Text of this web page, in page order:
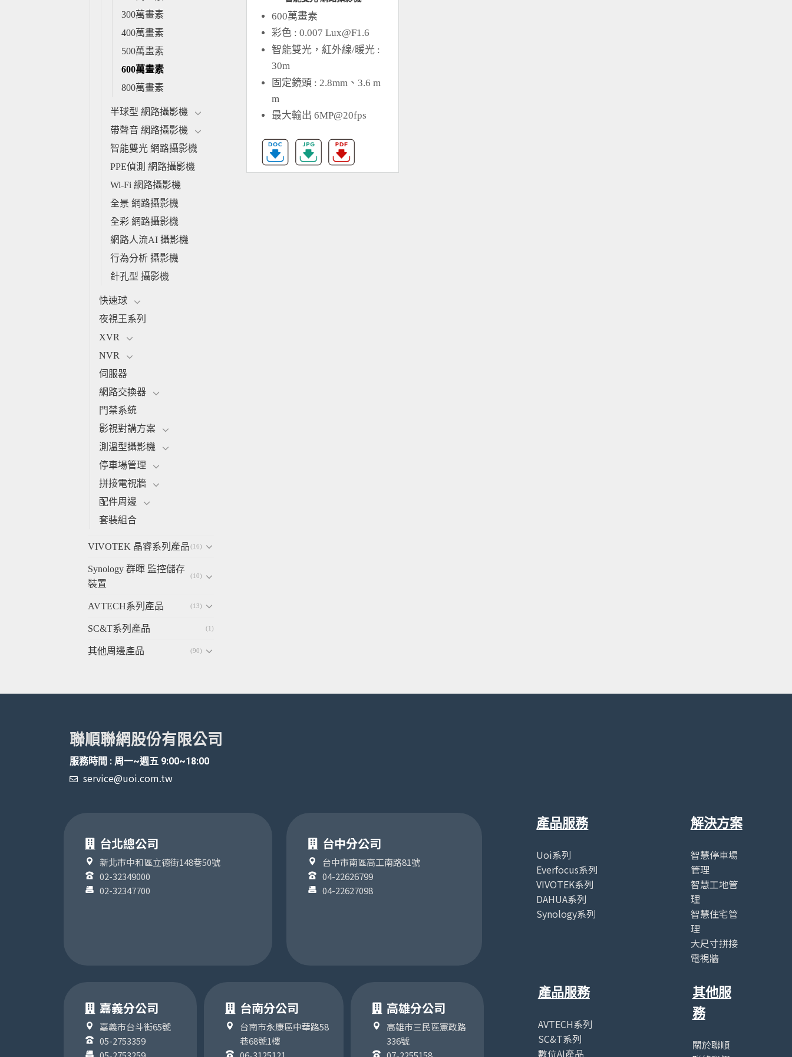
300萬畫素
400萬畫素
500萬畫素
600萬畫素
800萬畫素
半球型 網路攝影機
帶聲音 網路攝影機
智能雙光 網路攝影機
PPE偵測 網路攝影機
Wi-Fi 網路攝影機
全景 網路攝影機
全彩 網路攝影機
網路人流AI 攝影機
行為分析 攝影機
針孔型 攝影機
快速球
夜視王系列
XVR
NVR
伺服器
網路交換器
門禁系統
影視對講方案
測溫型攝影機
停車場管理
拼接電視牆
配件周邊
套裝組合
VIVOTEK 晶睿系列產品(16)
Synology 群暉 監控儲存
裝置
(10)
AVTECH系列產品 (13)
SC&T系列產品 (1)
其他周邊產品 (90)
600萬畫素
彩色 : 0.007Lux@F1.6
智能雙光，紅外線/暖光 :
30m
固定鏡頭 : 2.8mm、3.6 m
m
最大輸出 6MP@20fps
聯順聯網股份有限公司
服務時間 : 周一~週五 9:00~18:00
service@uoi.com.tw
台北總公司
新北市中和區立德街148巷50號
02-32349000
02-32347700
台中分公司
台中市南區高工南路81號
04-22626799
04-22627098
產品服務
Uoi系列
Everfocus系列
VIVOTEK系列
DAHUA系列
Synology系列
解決方案
智慧停車場
管理
智慧工地管
理
智慧住宅管
理
大尺寸拼接
電視牆
嘉義分公司
嘉義市台斗街65號
05-2753359
台南分公司
台南市永康區中華路58
巷68號1樓
高雄分公司
高雄市三民區憲政路
336號
產品服務
AVTECH系列
SC&T系列
數位AI產品
其他服
務
關於聯順